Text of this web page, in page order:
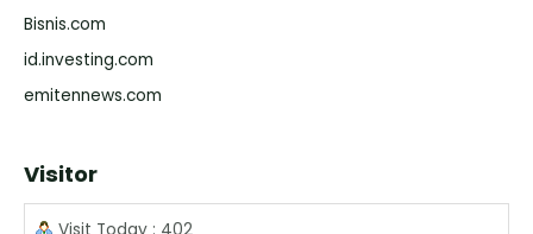
Bisnis.com
id.investing.com
emitennews.com
Visitor
Visit Today : 402